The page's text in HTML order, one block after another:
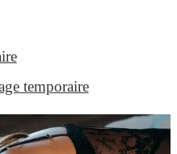
temporaire